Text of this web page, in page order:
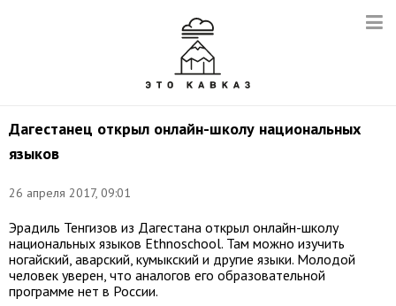
Дагестанец открыл онлайн-школу национальных
языков
26 апреля 2017, 09:01
Эрадиль Тенгизов из Дагестана открыл онлайн-школу
национальных языков Ethnoschool. Там можно изучить
ногайский, аварский, кумыкский и другие языки. Молодой
человек уверен, что аналогов его образовательной
программе нет в России.